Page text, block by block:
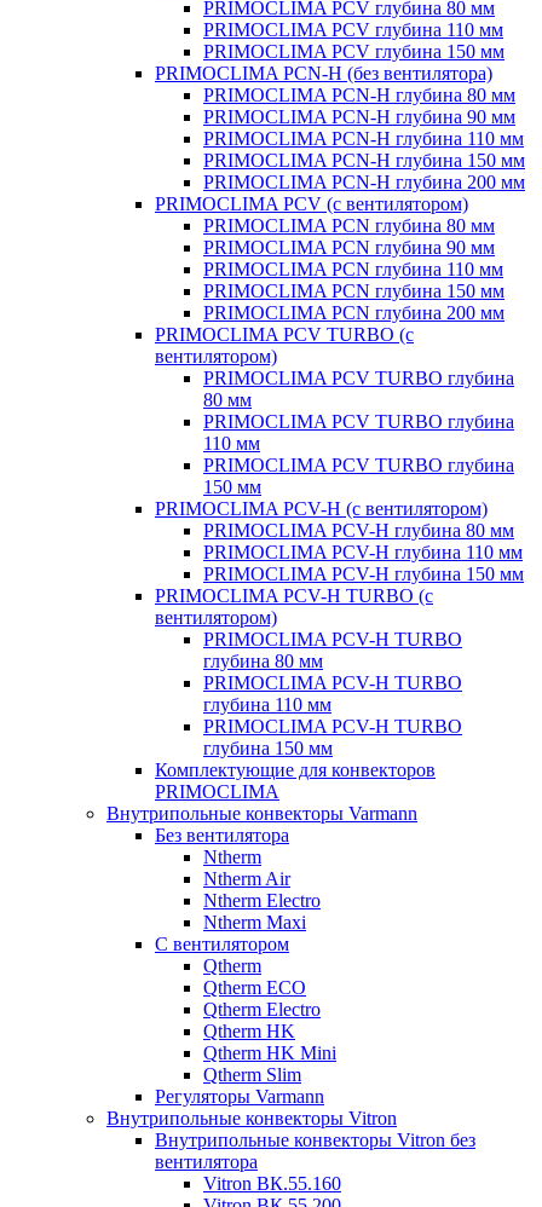
PRIMOCLIMA PCV глубина 80 мм
PRIMOCLIMA PCV глубина 110 мм
PRIMOCLIMA PCV глубина 150 мм
PRIMOCLIMA PCN-H (без вентилятора)
PRIMOCLIMA PCN-H глубина 80 мм
PRIMOCLIMA PCN-H глубина 90 мм
PRIMOCLIMA PCN-H глубина 110 мм
PRIMOCLIMA PCN-H глубина 150 мм
PRIMOCLIMA PCN-H глубина 200 мм
PRIMOCLIMA PCV (c вентилятором)
PRIMOCLIMA PCN глубина 80 мм
PRIMOCLIMA PCN глубина 90 мм
PRIMOCLIMA PCN глубина 110 мм
PRIMOCLIMA PCN глубина 150 мм
PRIMOCLIMA PCN глубина 200 мм
PRIMOCLIMA PCV TURBO (c
вентилятором)
PRIMOCLIMA PCV TURBO глубина
80 мм
PRIMOCLIMA PCV TURBO глубина
110 мм
PRIMOCLIMA PCV TURBO глубина
150 мм
PRIMOCLIMA PCV-H (c вентилятором)
PRIMOCLIMA PCV-H глубина 80 мм
PRIMOCLIMA PCV-H глубина 110 мм
PRIMOCLIMA PCV-H глубина 150 мм
PRIMOCLIMA PCV-H TURBO (c
вентилятором)
PRIMOCLIMA PCV-H TURBO
глубина 80 мм
PRIMOCLIMA PCV-H TURBO
глубина 110 мм
PRIMOCLIMA PCV-H TURBO
глубина 150 мм
Комплектующие для конвекторов
PRIMOCLIMA
Внутрипольные конвекторы Varmann
Без вентилятора
Ntherm
Ntherm Air
Ntherm Electro
Ntherm Maxi
С вентилятором
Qtherm
Qtherm ECO
Qtherm Electro
Qtherm HK
Qtherm HK Mini
Qtherm Slim
Регуляторы Varmann
Внутрипольные конвекторы Vitron
Внутрипольные конвекторы Vitron без
вентилятора
Vitron ВК.55.160